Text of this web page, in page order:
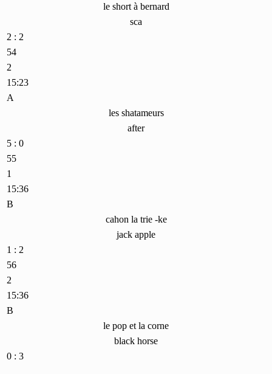
le short à bernard
sca
2 : 2
54
2
15:23
A
les shatameurs
after
5 : 0
55
1
15:36
B
cahon la trie -ke
jack apple
1 : 2
56
2
15:36
B
le pop et la corne
black horse
0 : 3